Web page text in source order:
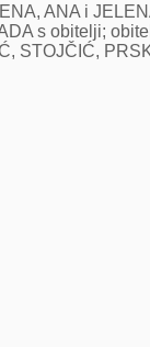
ANA i
s obitelji;
STOJČIĆ,